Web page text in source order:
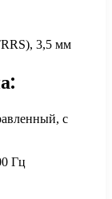
3,5 мм
с
Гц